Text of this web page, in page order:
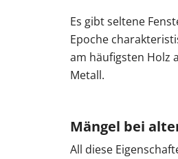
Es gibt seltene
Epoche
am häufigsten Holz
Metall.
Mängel bei
All diese